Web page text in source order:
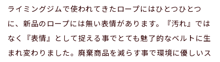
ライミングジムで使われてきたロープにはひとつひとつ
に、新品のロープには無い表情があります。『汚れ』では
なく『表情』として捉える事でとても魅了的なベルトに生
まれ変わりました。廃棄商品を減らす事で環境に優しいス